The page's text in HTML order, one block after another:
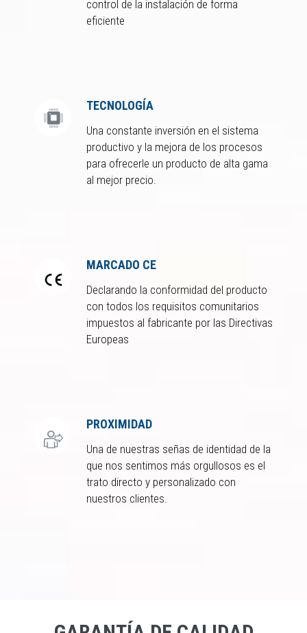
control de la instalación de forma
eficiente
TECNOLOGÍA
Una constante inversión en el sistema
productivo y la mejora de los procesos
para ofrecerle un producto de alta gama
al mejor precio.
MARCADO CE
Declarando la conformidad del producto
con todos los requisitos comunitarios
impuestos al fabricante por las Directivas
Europeas
PROXIMIDAD
Una de nuestras señas de identidad de la
que nos sentimos más orgullosos es el
trato directo y personalizado con
nuestros clientes.